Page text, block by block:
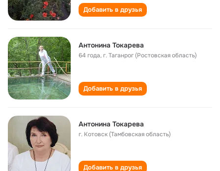
Добавить в друзья
Антонина Токарева
64 года,г. Таганрог (Ростовская область)
Добавить в друзья
Антонина Токарева
г. Котовск (Тамбовская область)
Добавить в друзья